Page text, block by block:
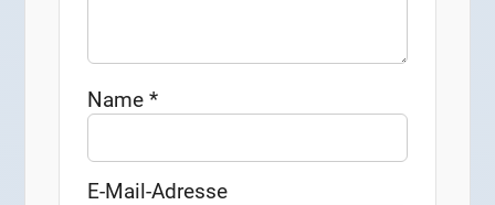
Name*
E-Mail-Adresse